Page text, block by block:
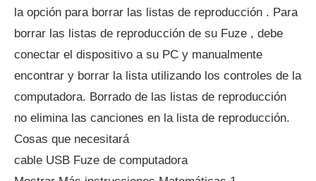
la opción para borrar las listas de reproducción . Para
borrar las listas de reproducción de su Fuze , debe
conectar el dispositivo a su PC y manualmente
encontrar y borrar la lista utilizando los controles de la
computadora. Borrado de las listas de reproducción
no elimina las canciones en la lista de reproducción.
Cosas que necesitará
cable USB Fuze de computadora